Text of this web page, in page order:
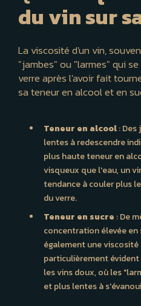
du vin sur
La viscosité d'un vin,
"jambes" ou "larmes" qui
verre après l'avoir fait
sa teneur en alcool et en
Teneur en alcool:
lentes à redescendre
plus haute teneur en
visqueux que l'eau, un
tendance à couler plus
du verre.
Teneur en sucre : De
concentration élevée
également une viscosité
particulièrement
les vins doux, où les
et plus lentes à